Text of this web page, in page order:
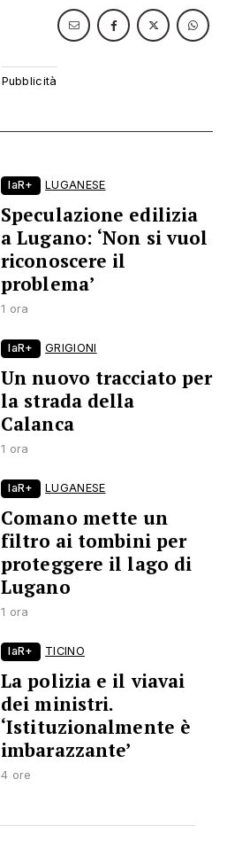
laR+ LUGANESE
Speculazione edilizia
a Lugano: ‘Non si vuol
riconoscere il
problema’
1 ora
laR+ GRIGIONI
Un nuovo tracciato per
la strada della
Calanca
1 ora
laR+ LUGANESE
Comano mette un
filtro ai tombini per
proteggere il lago di
Lugano
1 ora
laR+ TICINO
La polizia e il viavai
dei ministri.
‘Istituzionalmente è
imbarazzante’
4 ore